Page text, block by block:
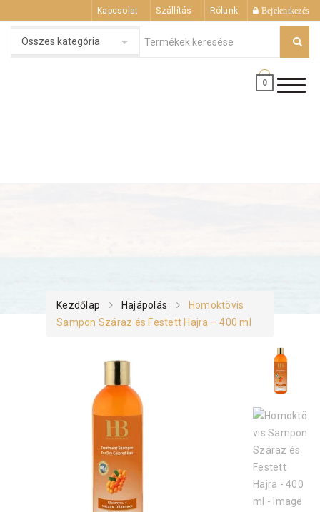
Kapcsolat Szállítás Rólunk Bejelentkezés
0
Kezdőlap Hajápolás
Homoktövis
Sampon Száraz és Festett Hajra – 400 ml